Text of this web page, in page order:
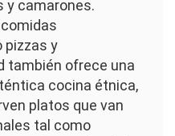
y camarones.
pizzas y
también ofrece una
cocina étnica,
platos que van
tal como